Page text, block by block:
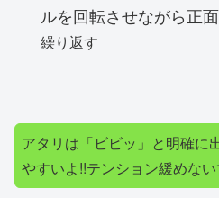
ルを回転させながら正
繰り返す
アタリは「ビビッ」と明確に
やすいよ!!テンション緩めな